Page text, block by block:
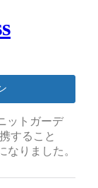
ットガーデ
すること
なりました。